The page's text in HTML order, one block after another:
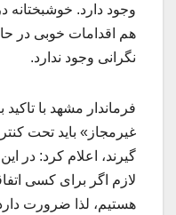
وجود دارد. خوشبختانه
هم اقدامات خوبی در
نگرانی وجود ندارد.
فرماندار مشهد با
غیرمجاز» باید تحت
گیرند، اعلام کرد: در
لازم اگر برای کسی
هستیم، لذا ضرورت